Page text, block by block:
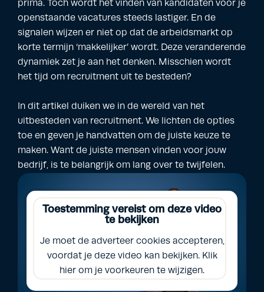
prima. Toch wordt het vinden van kandidaten voor je
openstaande vacatures steeds lastiger. En de
signalen wijzen er niet op dat de arbeidsmarkt op
korte termijn ‘makkelijker’ wordt. Deze veranderende
dynamiek zet je aan het denken. Misschien wordt
het tijd om recruitment uit te besteden?
In dit artikel duiken we in de wereld van het
uitbesteden van recruitment. We lichten de opties
toe en geven je handvatten om de juiste keuze te
maken. Want de juiste mensen vinden voor jouw
bedrijf, is te belangrijk om lang over te twijfelen.
Toestemming vereist om deze video
te bekijken
Je moet de adverteer cookies accepteren,
voordat je deze video kan bekijken. Klik
hier om je voorkeuren te wijzigen.